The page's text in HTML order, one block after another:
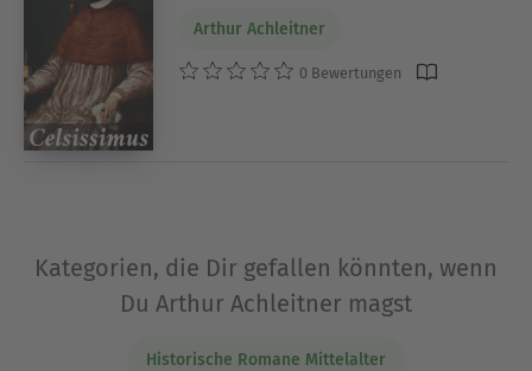
Arthur Achleitner
0 Bewertungen
Kategorien, die Dir gefallen könnten, wenn
Du Arthur Achleitner magst
Historische Romane Mittelalter